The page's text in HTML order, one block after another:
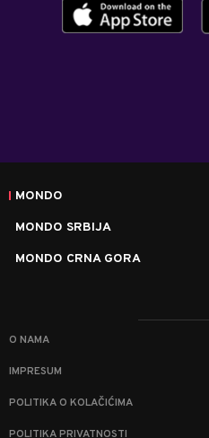
MONDO
MONDO SRBIJA
MONDO CRNA GORA
O NAMA
IMPRESUM
POLITIKA O KOLAČIĆIMA
POLITIKA PRIVATNOSTI